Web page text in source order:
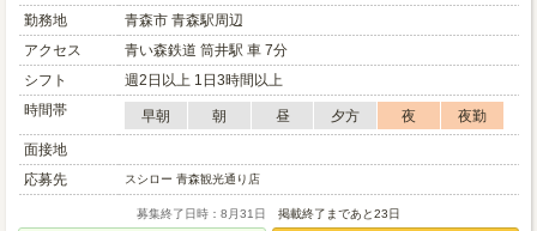
勤務地
青森市 青森駅周辺
アクセス
青い森鉄道 筒井駅 車 7分
シフト
週2日以上 1日3時間以上
時間帯
早朝 朝 昼 夕方 夜
夜勤
面接地
応募先
スシロー 青森観光通り店
募集終了日時：8月31日 掲載終了まであと23日